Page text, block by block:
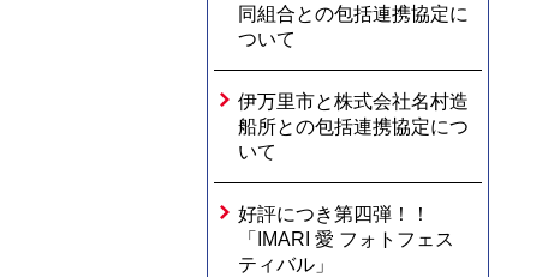
同組合との包括連携協定に
ついて
伊万里市と株式会社名村造
船所との包括連携協定につ
いて
好評につき第四弾！！
「IMARI 愛 フォトフェス
ティバル」